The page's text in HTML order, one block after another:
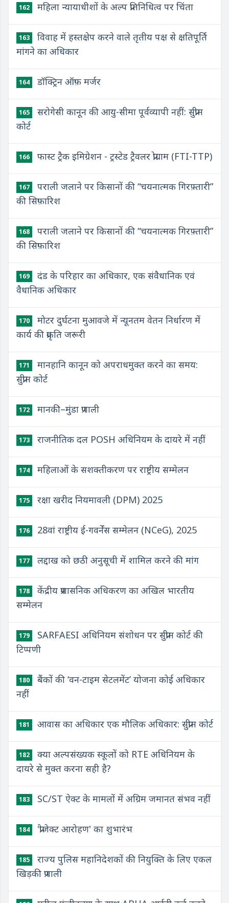
162 महिला न्यायाधीशों के अल्प प्रतिनिधित्व पर चिंता
163
विवाह में हस्तक्षेप करने वाले तृतीय पक्ष से क्षतिपूर्ति
मांगने का अधिकार
164 डॉक्ट्रिन ऑफ़ मर्जर
165
सरोगेसी कानून की आयु-सीमा पूर्वव्यापी नहीं: सुप्रीम
कोर्ट
166 फास्ट ट्रैक इमिग्रेशन - ट्रस्टेड ट्रैवलर प्रोग्राम (FTI-TTP)
167
पराली जलाने पर किसानों की “चयनात्मक गिरफ़्तारी”
की सिफ़ारिश
168
पराली जलाने पर किसानों की “चयनात्मक गिरफ़्तारी”
की सिफ़ारिश
169
दंड के परिहार का अधिकार, एक संवैधानिक एवं
वैधानिक अधिकार
170
मोटर दुर्घटना मुआवजे में न्यूनतम वेतन निर्धारण में
कार्य की प्रकृति जरूरी
171
मानहानि कानून को अपराधमुक्त करने का समय:
सुप्रीम कोर्ट
172 मानकी–मुंडा प्रणाली
173 राजनीतिक दल POSH अधिनियम के दायरे में नहीं
174 महिलाओं के सशक्तीकरण पर राष्ट्रीय सम्मेलन
175 रक्षा खरीद नियमावली (DPM) 2025
176 28वां राष्ट्रीय ई-गवर्नेंस सम्मेलन (NCeG), 2025
177 लद्दाख को छठी अनुसूची में शामिल करने की मांग
178
केंद्रीय प्रशासनिक अधिकरण का अखिल भारतीय
सम्मेलन
179
SARFAESI अधिनियम संशोधन पर सुप्रीम कोर्ट की
टिप्पणी
180
बैंकों की ‘वन-टाइम सेटलमेंट’ योजना कोई अधिकार
नहीं
181 आवास का अधिकार एक मौलिक अधिकार: सुप्रीम कोर्ट
182
क्या अल्पसंख्यक स्कूलों को RTE अधिनियम के
दायरे से मुक्त करना सही है?
183 SC/ST ऐक्ट के मामलों में अग्रिम जमानत संभव नहीं
184 'प्रोजेक्ट आरोहण' का शुभारंभ
185
राज्य पुलिस महानिदेशकों की नियुक्ति के लिए एकल
खिड़की प्रणाली